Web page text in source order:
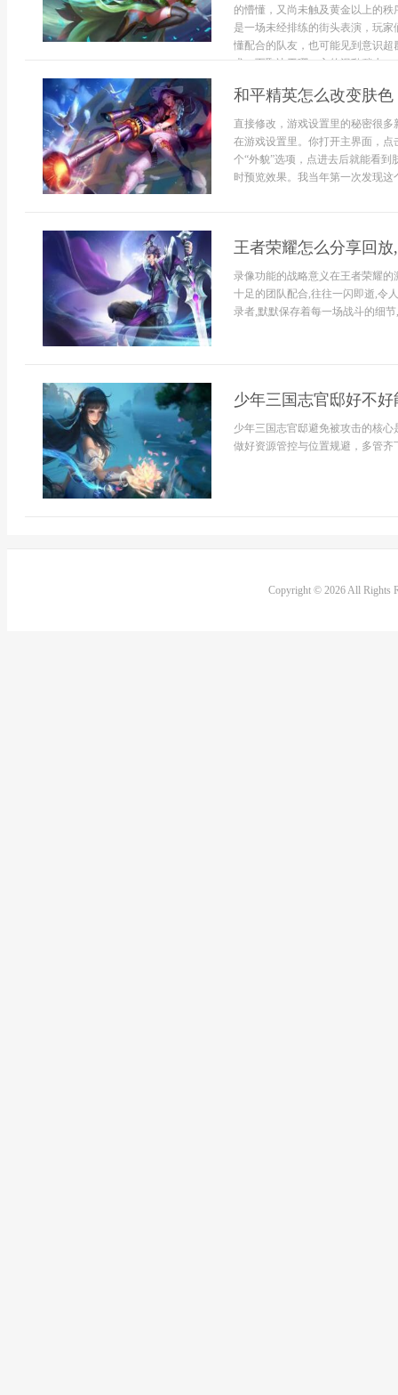
的懵懂，又尚未触及黄金以上的
是一场未经排练的街头表演，玩
懂配合的队友，也可能见到意识
术，而取决于哪一方的混乱稍少一
和平精英怎么改变肤
直接修改，游戏设置里的秘密很
在游戏设置里。你打开主界面，点
个“外貌”选项，点进去后就能看
时预览效果。我当年第一次发现
王者荣耀怎么分享回
录像功能的战略意义在王者荣耀
十足的团队配合,往往一闪即逝,令
录者,默默保存着每一场战斗的细
少年三国志官邸好不
少年三国志官邸避免被攻击的核
做好资源管控与位置规避，多管
Copyright © 2026 All Rights